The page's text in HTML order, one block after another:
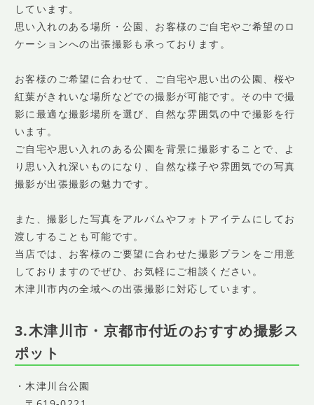
しています。
思い入れのある場所・公園、お客様のご自宅やご希望のロ
ケーションへの出張撮影も承っております。
お客様のご希望に合わせて、ご自宅や思い出の公園、桜や
紅葉がきれいな場所などでの撮影が可能です。その中で撮
影に最適な撮影場所を選び、自然な雰囲気の中で撮影を行
います。
ご自宅や思い入れのある公園を背景に撮影することで、よ
り思い入れ深いものになり、自然な様子や雰囲気での写真
撮影が出張撮影の魅力です。
また、撮影した写真をアルバムやフォトアイテムにしてお
渡しすることも可能です。
当店では、お客様のご要望に合わせた撮影プランをご用意
しておりますのでぜひ、お気軽にご相談ください。
木津川市内の全域への出張撮影に対応しています。
3.木津川市・京都市付近のおすすめ撮影ス
ポット
・木津川台公園